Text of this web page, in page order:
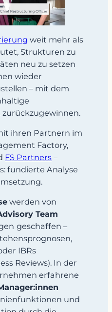
weit mehr als
Strukturen zu
neu zu setzen
wieder
– mit dem
ihren Partnern im
Factory,
FS Partners –
fundierte Analyse
werden von
Team
geschaffen –
IBRs
Reviews). In der
erfahrene
und